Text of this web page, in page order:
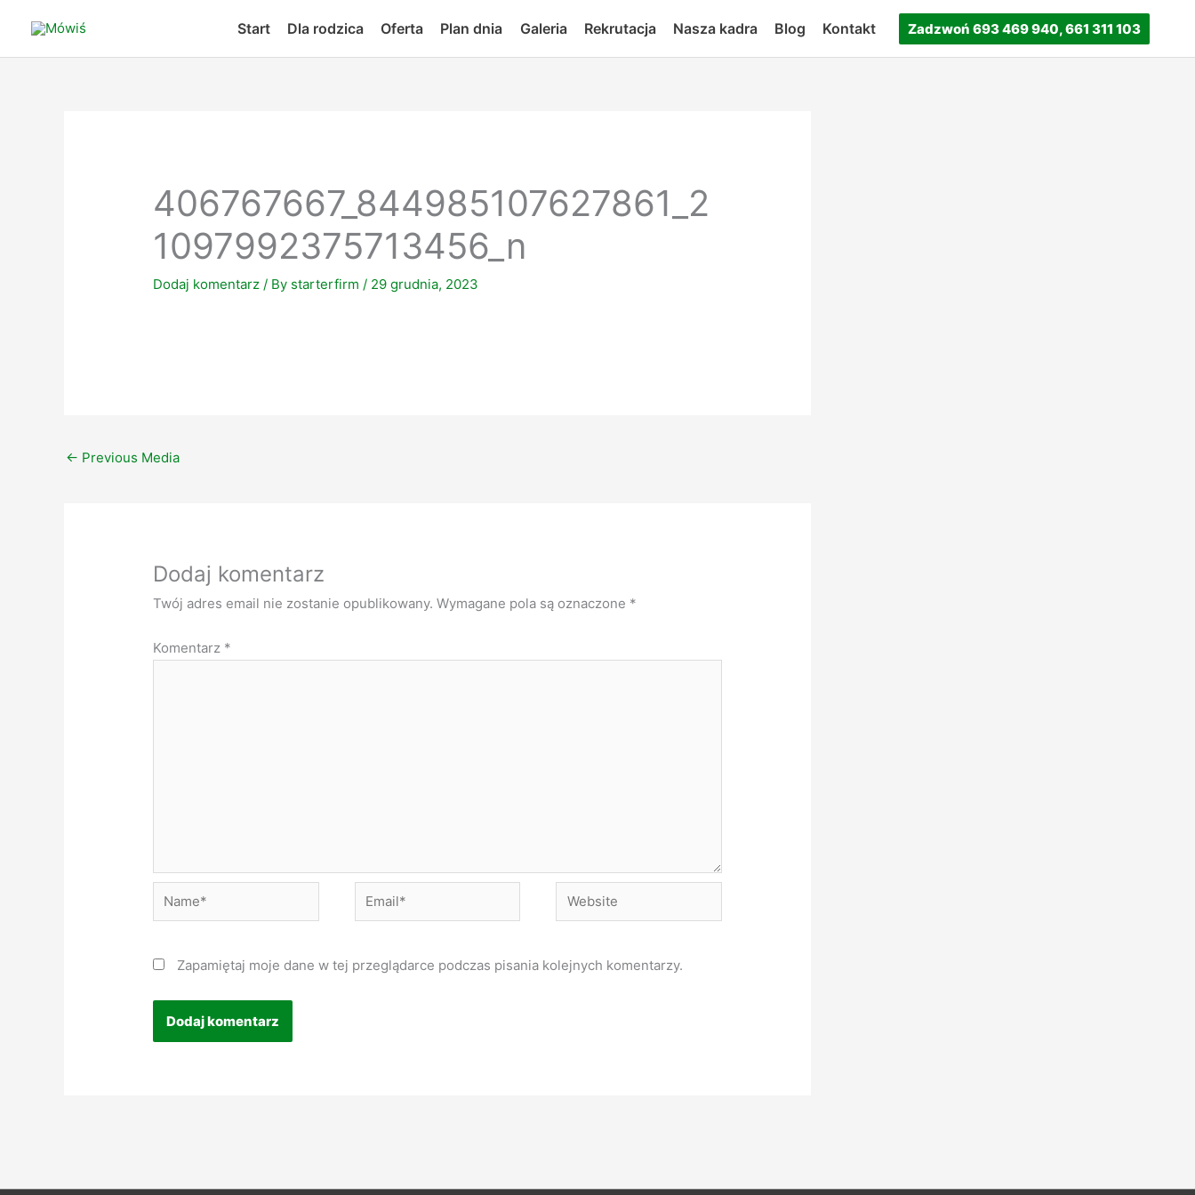
content
Start Dla rodzica Oferta Plan dnia Galeria Rekrutacja Nasza kadra Blog Kontakt Zadzwoń 693 469 940, 661 311 103
406767667_844985107627861_2
1097992375713456_n
Dodaj komentarz / By starterfirm/ 29 grudnia, 2023
← Previous Media
Dodaj komentarz
Twój adres email nie zostanie opublikowany. Wymagane pola są oznaczone *
Komentarz *
Name* Email* Website
Zapamiętaj moje dane w tej przeglądarce podczas pisania kolejnych komentarzy.